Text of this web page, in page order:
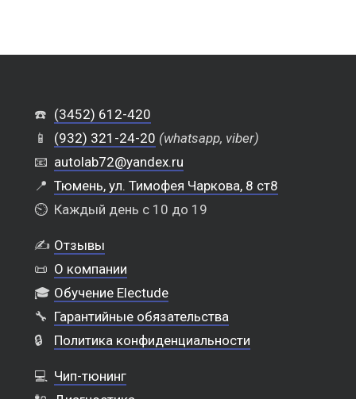
☎️ (3452) 612-420
📱
(932) 321-24-20 (whatsapp, viber)
📧 autolab72@yandex.ru
📍 Тюмень, ул. Тимофея Чаркова, 8 ст8
⏲️ Каждый день с 10 до 19
✍️ Отзывы
📜 О компании
🎓 Обучение Electude
🔧 Гарантийные обязательства
🔒
Политика конфиденциальности
💻 Чип-тюнинг